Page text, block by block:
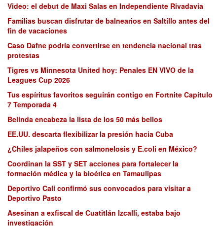
Video: el debut de Maxi Salas en Independiente Rivadavia
Familias buscan disfrutar de balnearios en Saltillo antes del
fin de vacaciones
Caso Dafne podría convertirse en tendencia nacional tras
protestas
Tigres vs Minnesota United hoy: Penales EN VIVO de la
Leagues Cup 2026
Tus espíritus favoritos seguirán contigo en Fortnite Capítulo
7 Temporada 4
Belinda encabeza la lista de los 50 más bellos
EE.UU. descarta flexibilizar la presión hacia Cuba
¿Chiles jalapeños con salmonelosis y E.coli en México?
Coordinan la SST y SET acciones para fortalecer la
formación médica y la bioética en Tamaulipas
Deportivo Cali confirmó sus convocados para visitar a
Deportivo Pasto
Asesinan a exfiscal de Cuatitlán Izcalli, estaba bajo
investigación